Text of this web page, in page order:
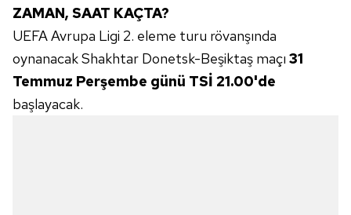
ZAMAN, SAAT KAÇTA?
UEFA Avrupa Ligi 2. eleme turu rövanşında
oynanacak Shakhtar Donetsk-Beşiktaş maçı 31
Temmuz Perşembe günü TSİ 21.00'de
başlayacak.